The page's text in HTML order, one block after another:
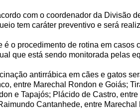
com o coordenador da Divisão
tem caráter preventivo e será
é o procedimento de rotina em
que está sendo monitorada pelas
antirrábica em cães e gatos
entre Marechal Rondon e Goiás;
e Tapajós; Plácido de Castro,
Cantanhede, entre